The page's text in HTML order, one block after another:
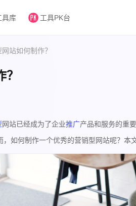
具库 工具PK台
站如何制作？
网站已经成为了企业推广产品和服务的重
如何制作一个优秀的营销型网站呢？本